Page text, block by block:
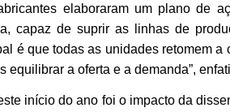
elaboraram um plano de
capaz de suprir as linhas de
é que todas as unidades retomem a
equilibrar a oferta e a demanda”,
início do ano foi o impacto da